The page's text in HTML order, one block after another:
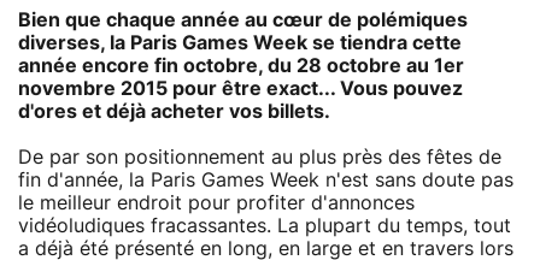
Bien que chaque année au cœur de polémiques
diverses, la Paris Games Week se tiendra cette
année encore fin octobre, du 28 octobre au 1er
novembre 2015 pour être exact... Vous pouvez
d'ores et déjà acheter vos billets.
De par son positionnement au plus près des fêtes de
fin d'année, la Paris Games Week n'est sans doute pas
le meilleur endroit pour profiter d'annonces
vidéoludiques fracassantes. La plupart du temps, tout
a déjà été présenté en long, en large et en travers lors